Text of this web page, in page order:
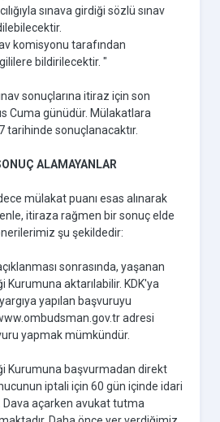
sınava girdiği sözlü sınav
komisyonu tarafından
bildirilecektir. "
sonuçlarına itiraz için son
Cuma günüdür. Mülakatlara
tarihinde sonuçlanacaktır.
ALAMAYANLAR
mülakat puanı esas alınarak
itiraza rağmen bir sonuç elde
şu şekildedir:
sonrasında, yaşanan
Kurumuna aktarılabilir. KDK'ya
yapılan başvuruyu
adresi
yapmak mümkündür.
Kurumuna başvurmadan direkt
iptali için 60 gün içinde idari
Dava açarken avukat tutma